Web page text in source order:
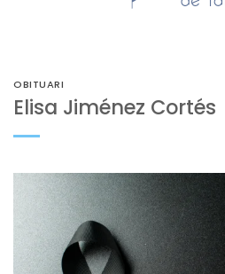
OBITUARI
Elisa Jiménez Cortés